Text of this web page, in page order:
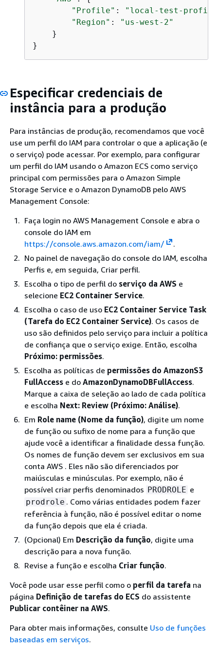
"Profile" :
"local-test-
"Region" :
"us-west-2"
    }
}
Especificar credenciais de
instância para a produção
Para instâncias de produção, recomendamos que você
use um perfil do IAM para controlar o que a aplicação (e
o serviço) pode acessar. Por exemplo, para configurar
um perfil do IAM usando o Amazon ECS como serviço
principal com permissões para o Amazon Simple
Storage Service e o Amazon DynamoDB pelo AWS
Management Console:
Faça login no AWS Management Console e abra o
console do IAM em
https://console.aws.amazon.com/iam/
.
No painel de navegação do console do IAM, escolha
Perfis e, em seguida, Criar perfil.
Escolha o tipo de perfil do serviço da AWS e
selecione EC2 Container Service.
Escolha o caso de uso EC2 Container Service Task
(Tarefa do EC2 Container Service). Os casos de
uso são definidos pelo serviço para incluir a política
de confiança que o serviço exige. Então, escolha
Próximo: permissões.
Escolha as políticas de permissões do AmazonS3
FullAccess e do AmazonDynamoDBFullAccess.
Marque a caixa de seleção ao lado de cada política
e escolha Next: Review (Próximo: Análise).
Em Role name (Nome da função), digite um nome
de função ou sufixo de nome para a função que
ajude você a identificar a finalidade dessa função.
Os nomes de função devem ser exclusivos em sua
conta AWS . Eles não são diferenciados por
maiúsculas e minúsculas. Por exemplo, não é
possível criar perfis denominados PRODROLE e
prodrole . Como várias entidades podem fazer
referência à função, não é possível editar o nome
da função depois que ela é criada.
(Opcional) Em Descrição da função, digite uma
descrição para a nova função.
Revise a função e escolha Criar função.
Você pode usar esse perfil como o perfil da tarefa na
página Definição de tarefas do ECS do assistente
Publicar contêiner na AWS.
Para obter mais informações, consulte Uso de funções
baseadas em serviços.